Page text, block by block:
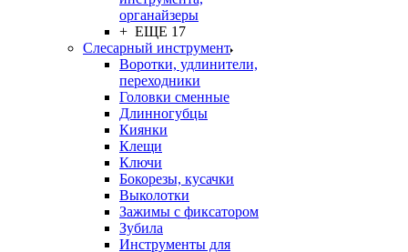
органайзеры
+ ЕЩЕ 17
Слесарный инструмент
Воротки, удлинители,
переходники
Головки сменные
Длинногубцы
Киянки
Клещи
Ключи
Бокорезы, кусачки
Выколотки
Зажимы с фиксатором
Зубила
Инструменты для